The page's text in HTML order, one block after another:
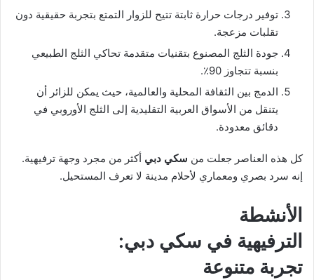
توفير درجات حرارة ثابتة تتيح للزوار التمتع بتجربة حقيقية دون
تقلبات مزعجة.
جودة الثلج المصنوع بتقنيات متقدمة تحاكي الثلج الطبيعي
بنسبة تتجاوز 90٪.
الدمج بين الثقافة المحلية والعالمية، حيث يمكن للزائر أن
يتنقل من الأسواق العربية التقليدية إلى الثلج الأوروبي في
دقائق معدودة.
كل هذه العناصر جعلت من سكي دبي أكثر من مجرد وجهة ترفيهية.
إنه سرد بصري ومعماري لأحلام مدينة لا تعرف المستحيل.
الأنشطة
الترفيهية في سكي دبي:
تجربة متنوعة